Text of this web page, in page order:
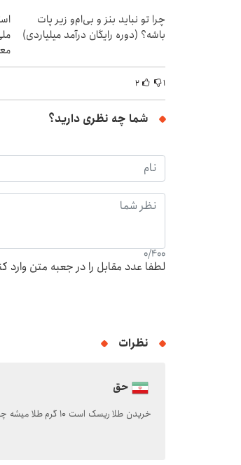
چرا تو نباید بنز و بی‌ام‌و زیر پات
باشه؟ (دوره رایگان درآمد میلیاردی)
۱ ۲
شما چه نظری دارید؟
0/400
لطفا عدد مقابل را در جعبه متن وارد
نظرات
حق
خریدن طلا ریسک است ۱۰ گرم طلا میشه چقدر ......